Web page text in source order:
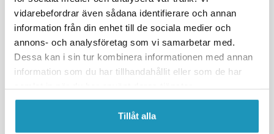
vidarebefordrar även sådana identifierare och annan
information från din enhet till de sociala medier och
annons- och analysföretag som vi samarbetar med.
Dessa kan i sin tur kombinera informationen med annan
information som du har tillhandahållit eller som de har
Tillåt alla
SOMMARREA
VALERYD
LED Arbetslampa aluminium
2800 Lm, 12/24V 1,4m kabel.